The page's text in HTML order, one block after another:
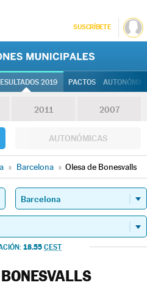
SUSCRÍBETE
2019 PACTOS
2011 2007
AUTONÓMICAS
» Barcelona » Olesa de Bonesvalls
18.55 CEST